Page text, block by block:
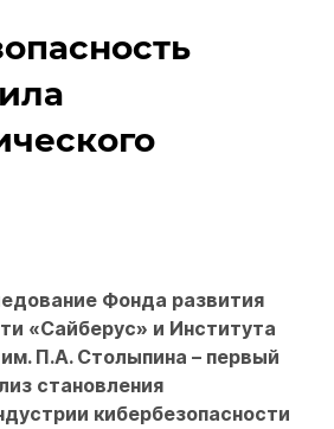
Фонда развития
«Сайберус» и Института
П.А. Столыпина – первый
становления
кибербезопасности